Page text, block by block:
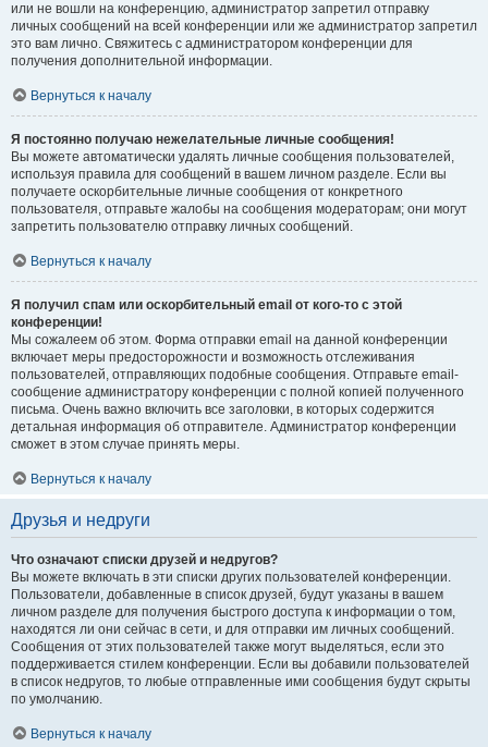
или не вошли на конференцию, администратор запретил отправку
личных сообщений на всей конференции или же администратор запретил
это вам лично. Свяжитесь с администратором конференции для
получения дополнительной информации.
Вернуться к началу
Я постоянно получаю нежелательные личные сообщения!
Вы можете автоматически удалять личные сообщения пользователей,
используя правила для сообщений в вашем личном разделе. Если вы
получаете оскорбительные личные сообщения от конкретного
пользователя, отправьте жалобы на сообщения модераторам; они могут
запретить пользователю отправку личных сообщений.
Вернуться к началу
Я получил спам или оскорбительный email от кого-то с этой
конференции!
Мы сожалеем об этом. Форма отправки email на данной конференции
включает меры предосторожности и возможность отслеживания
пользователей, отправляющих подобные сообщения. Отправьте email-
сообщение администратору конференции с полной копией полученного
письма. Очень важно включить все заголовки, в которых содержится
детальная информация об отправителе. Администратор конференции
сможет в этом случае принять меры.
Вернуться к началу
Друзья и недруги
Что означают списки друзей и недругов?
Вы можете включать в эти списки других пользователей конференции.
Пользователи, добавленные в список друзей, будут указаны в вашем
личном разделе для получения быстрого доступа к информации о том,
находятся ли они сейчас в сети, и для отправки им личных сообщений.
Сообщения от этих пользователей также могут выделяться, если это
поддерживается стилем конференции. Если вы добавили пользователей
в список недругов, то любые отправленные ими сообщения будут скрыты
по умолчанию.
Вернуться к началу